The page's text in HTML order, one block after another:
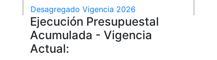
Desagregado Vigencia 2026
Ejecución Presupuestal
Acumulada - Vigencia
Actual: